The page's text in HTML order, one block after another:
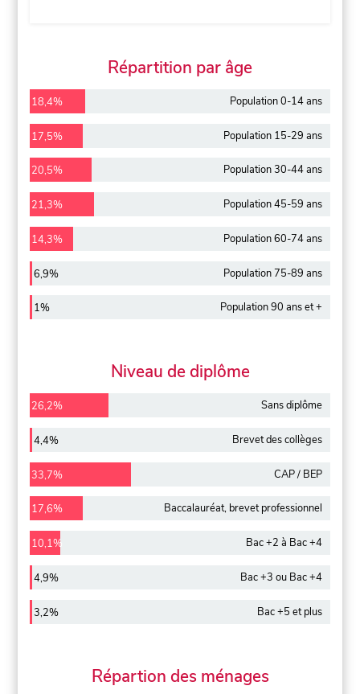
Répartition par âge
18,4% Population 0-14 ans
17,5% Population 15-29 ans
20,5% Population 30-44 ans
21,3% Population 45-59 ans
14,3% Population 60-74 ans
6,9% Population 75-89 ans
1% Population 90 ans et +
Niveau de diplôme
26,2% Sans diplôme
4,4% Brevet des collèges
33,7% CAP / BEP
17,6% Baccalauréat, brevet professionnel
10,1% Bac +2 à Bac +4
4,9% Bac +3 ou Bac +4
3,2% Bac +5 et plus
Répartion des ménages